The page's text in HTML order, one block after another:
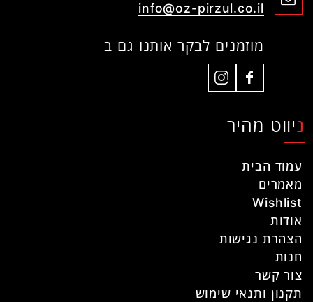
info@oz-pirzul.co.il
מוזמנים לבקר אותנו גם ב
ניווט מהיר
עמוד הבית
מאמרים
Wishlist
אודות
הצהרת נגישות
חנות
צור קשר
תקנון ותנאי שימוש